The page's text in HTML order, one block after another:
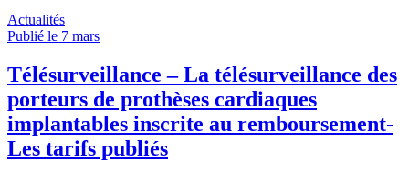
Actualités
Publié le 7 mars
Télésurveillance – La télésurveillance des
porteurs de prothèses cardiaques
implantables inscrite au remboursement-
Les tarifs publiés